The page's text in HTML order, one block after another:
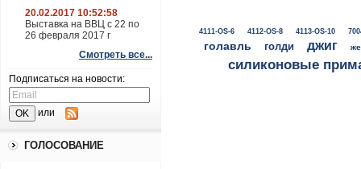
20.02.2017 10:52:58
Выставка на ВВЦ с 22 по
26 февраля 2017 г
Смотреть все...
Подписаться на новости:
или
ГОЛОСОВАНИЕ
4111-OS-6 4112-OS-8 4113-OS-10
голавль голди джиг
силиконовые